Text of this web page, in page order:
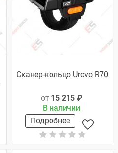
Сканер-кольцо Urovo R70
от 15 215 ₽
В наличии
Подробнее